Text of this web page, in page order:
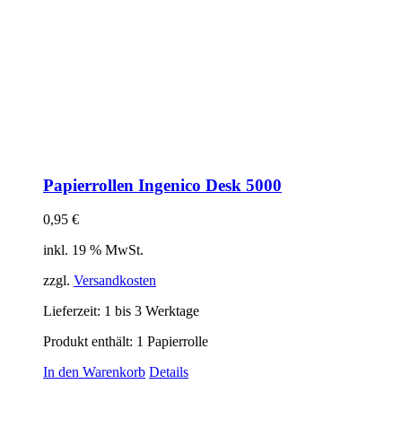
Papierrollen Ingenico Desk 5000
0,95 €
inkl. 19 % MwSt.
zzgl. Versandkosten
Lieferzeit: 1 bis 3 Werktage
Produkt enthält: 1 Papierrolle
In den Warenkorb Details